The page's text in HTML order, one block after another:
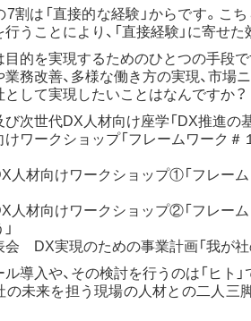
割は「直接的な経験」からです。こ
うことにより、「直接経験」に寄せた
的を実現するためのひとつの手段で
務改善、多様な働き方の実現、市
して実現したいことはなんですか？
次世代DX人材向け座学「DX推進の
けワークショップ「フレームワーク
人材向けワークショップ①「フレー
人材向けワークショップ②「フレー
会 DX実現のための事業計画「我が社
導入や、その検討を行うのは「ヒト」
未来を担う現場の人材との二人三